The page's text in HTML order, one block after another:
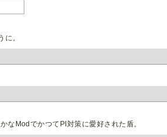
に。
なModでかつてPI対策に愛好された盾。